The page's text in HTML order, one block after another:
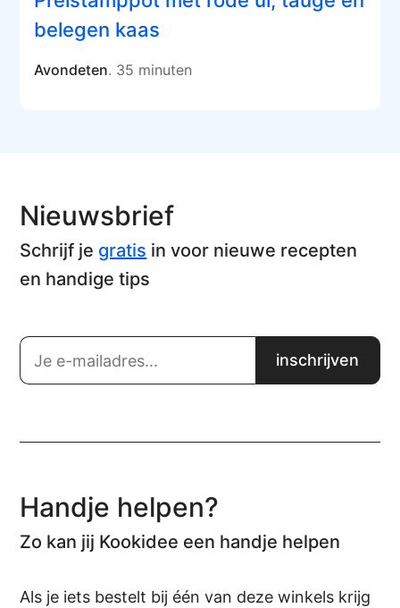
belegen kaas
Avondeten. 35 minuten
Nieuwsbrief
Schrijf je gratis in voor nieuwe recepten
en handige tips
Handje helpen?
Zo kan jij Kookidee een handje helpen
Als je iets bestelt bij één van deze winkels krijg